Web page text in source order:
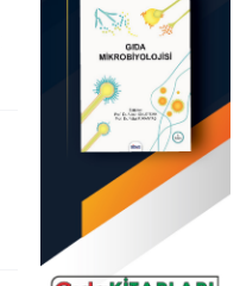
Vegan
Hatice
keyfin